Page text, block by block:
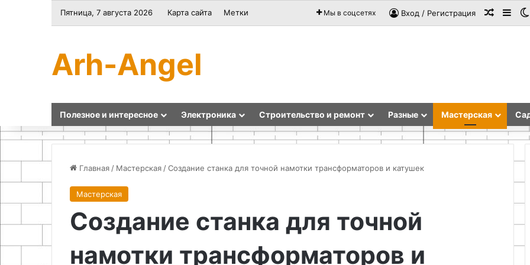
Пятница, 7 августа 2026 Карта сайта Метки Мы в соцсетях Вход / Регистрация
Arh-Angel
Полезное и интересное Электроника Строительство и ремонт Разные Мастерская
Главная / Мастерская /Создание станка для точной намотки трансформаторов и катушек
Мастерская
Создание станка для точной
намотки трансформаторов и
сделать
пуфик
пластиковых
функционирования
системы
контроля